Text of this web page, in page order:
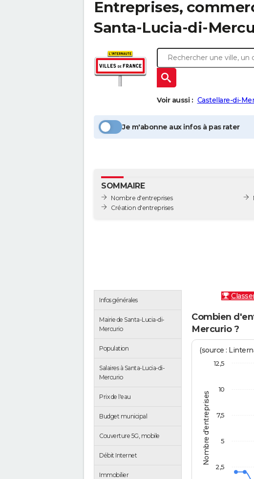
Entreprises,
Santa-Lucia-di-
Voir aussi : Castellare-di-
Je m'abonne aux infos à pas rater
SOMMAIRE
Nombre d'entreprises
Création d'entreprises
Infos générales
Mairie de Santa-Lucia-di-
Mercurio
Population
Salaires à Santa-Lucia-di-
Mercurio
Prix de l'eau
Budget municipal
Couverture 5G, mobile
Débit Internet
Immobilier
Combien
Mercurio ?
Nombre d'entreprises
(source :
2,5
5
7,5
10
12,5